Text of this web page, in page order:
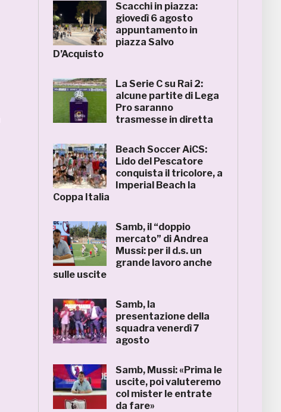
Scacchi in piazza:
giovedì 6 agosto
appuntamento in
piazza Salvo
D’Acquisto
La Serie C su Rai 2:
alcune partite di Lega
Pro saranno
trasmesse in diretta
Beach Soccer AiCS:
Lido del Pescatore
conquista il tricolore, a
Imperial Beach la
Coppa Italia
Samb, il “doppio
mercato” di Andrea
Mussi: per il d.s. un
grande lavoro anche
sulle uscite
Samb, la
presentazione della
squadra venerdì 7
agosto
Samb, Mussi: «Prima le
uscite, poi valuteremo
col mister le entrate
da fare»